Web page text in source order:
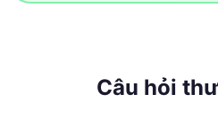
Câu hỏi